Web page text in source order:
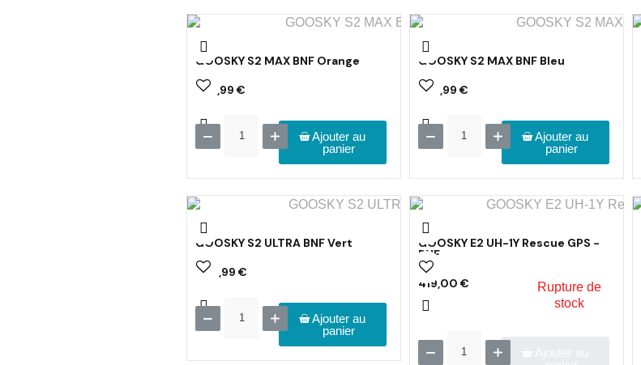
GOOSKY S2 MAX BNF Orange
389,99 €
Ajouter au
panier
GOOSKY S2 MAX BNF Bleu
389,99 €
Ajouter au
panier
GOOSKY S2 ULTRA BNF Vert
434,99 €
Ajouter au
panier
GOOSKY E2 UH-1Y Rescue GPS -
BNF
419,00 €
Rupture de
stock